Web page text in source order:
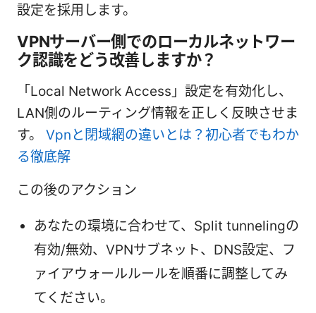
設定を採用します。
VPNサーバー側でのローカルネットワー
ク認識をどう改善しますか？
「Local Network Access」設定を有効化し、
LAN側のルーティング情報を正しく反映させま
す。 Vpnと閉域網の違いとは？初心者でもわか
る徹底解
この後のアクション
あなたの環境に合わせて、Split tunnelingの
有効/無効、VPNサブネット、DNS設定、フ
ァイアウォールルールを順番に調整してみ
てください。